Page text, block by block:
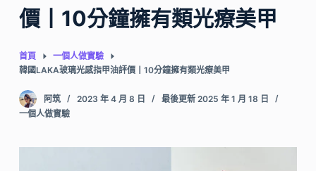
價丨10分鐘擁有類光療美甲
首頁
一個人做實驗
韓國LAKA玻璃光感指甲油評價丨10分鐘擁有類光療美甲
阿筑 2023 年 4 月 8 日
最後更新 2025 年 1 月 18 日
一個人做實驗